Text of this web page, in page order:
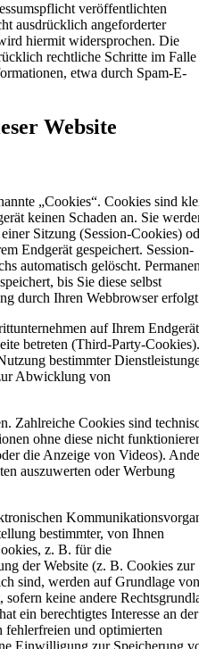
veröffentlichten
ausdrücklich angeforderter
hiermit widersprochen. Die
rechtliche Schritte im Falle
etwa durch Spam-E-
Website
„Cookies“. Cookies sind
keinen Schaden an. Sie
Sitzung (Session-Cookies)
Endgerät gespeichert. Session-
automatisch gelöscht.
bis Sie diese selbst
durch Ihren Webbrowser
auf Ihrem Endgerät
betreten (Third-Party-Cookies).
bestimmter
Abwicklung von
Zahlreiche Cookies sind
ohne diese nicht
die Anzeige von Videos).
auszuwerten oder Werbung
bestimmter, von Ihnen
z. B. für die
der Website (z. B. Cookies zur
sind, werden auf Grundlage von
keine andere
ein berechtigtes Interesse an der
fehlerfreien und optimierten
Einwilligung zur Speicherung